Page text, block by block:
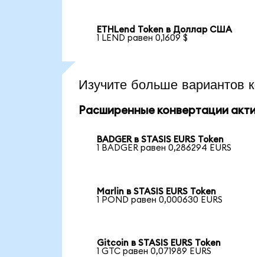
ETHLend Token в Доллар США
1 LEND равен 0,1609 $
Изучите больше вариантов
Расширенные конвертации
BADGER в STASIS EURS Token
1 BADGER равен 0,286294 EURS
Marlin в STASIS EURS Token
1 POND равен 0,000630 EURS
Gitcoin в STASIS EURS Token
1 GTC равен 0,071989 EURS